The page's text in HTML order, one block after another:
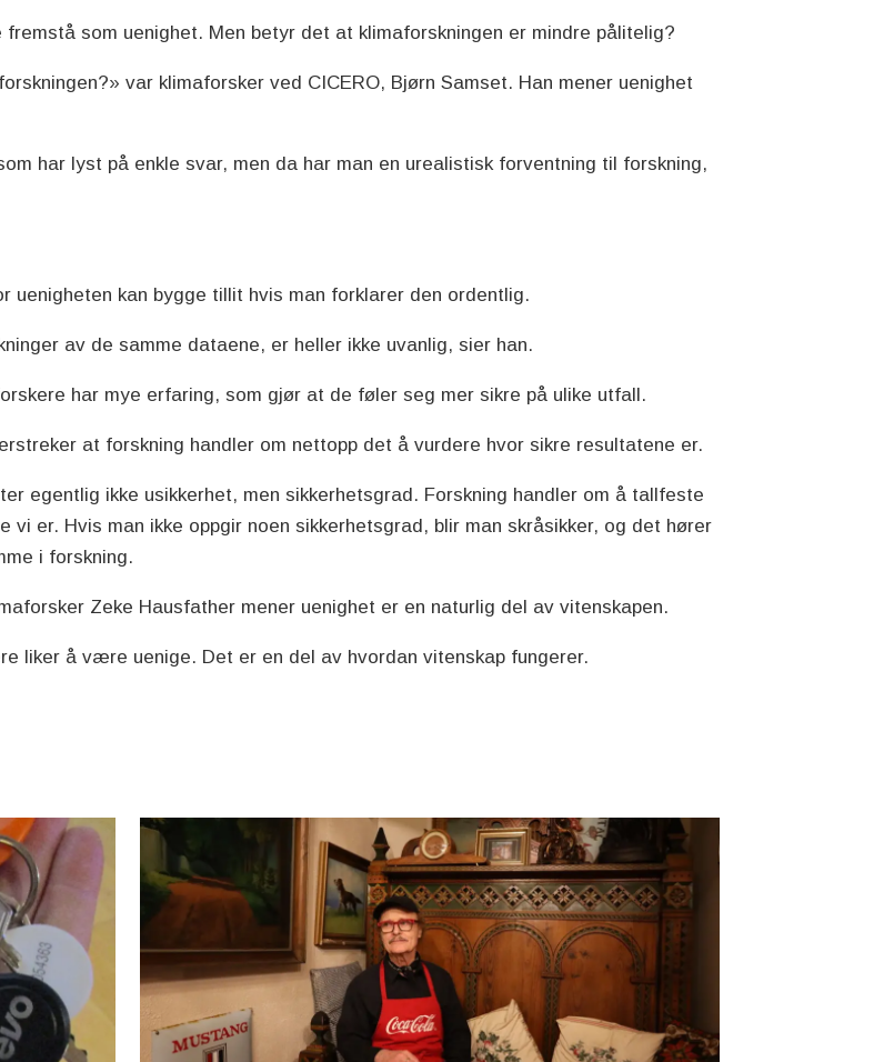
som uenighet. Men betyr det at klimaforskningen er mindre pålitelig?
var klimaforsker ved CICERO, Bjørn Samset. Han mener uenighet
har lyst på enkle svar, men da har man en urealistisk forventning til forskning,
uenigheten kan bygge tillit hvis man forklarer den ordentlig.
av de samme dataene, er heller ikke uvanlig, sier han.
har mye erfaring, som gjør at de føler seg mer sikre på ulike utfall.
at forskning handler om nettopp det å vurdere hvor sikre resultatene er.
egentlig ikke usikkerhet, men sikkerhetsgrad. Forskning handler om å tallfeste
vi er. Hvis man ikke oppgir noen sikkerhetsgrad, blir man skråsikker, og det hører
i forskning.
Zeke Hausfather mener uenighet er en naturlig del av vitenskapen.
liker å være uenige. Det er en del av hvordan vitenskap fungerer.